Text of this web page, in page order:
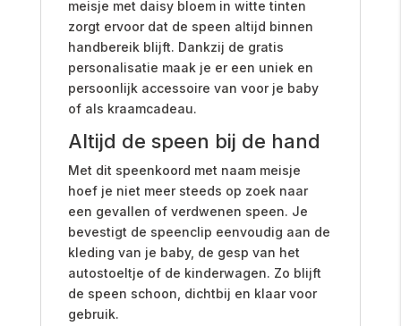
meisje met daisy bloem in witte tinten
zorgt ervoor dat de speen altijd binnen
handbereik blijft. Dankzij de gratis
personalisatie maak je er een uniek en
persoonlijk accessoire van voor je baby
of als kraamcadeau.
Altijd de speen bij de hand
Met dit speenkoord met naam meisje
hoef je niet meer steeds op zoek naar
een gevallen of verdwenen speen. Je
bevestigt de speenclip eenvoudig aan de
kleding van je baby, de gesp van het
autostoeltje of de kinderwagen. Zo blijft
de speen schoon, dichtbij en klaar voor
gebruik.